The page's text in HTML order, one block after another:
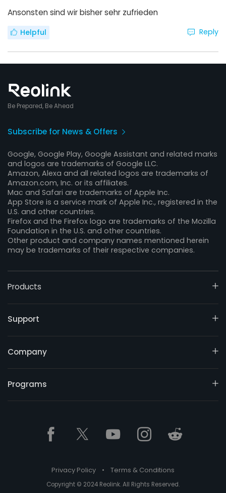
Ansonsten sind wir bisher sehr zufrieden
Helpful Reply
Be Prepared, Be Ahead
Subscribe for News & Offers
Google, Google Play, Google Assistant and related marks
and logos are trademarks of Google LLC.
Amazon, Alexa and all related logos are trademarks of
Amazon.com, Inc. or its affiliates.
Mac and Safari are trademarks of Apple Inc.
App Store is a service mark of Apple Inc., registered in the
U.S. and other countries.
Firefox and the Firefox logo are trademarks of the Mozilla
Foundation in the U.S. and other countries.
Other product and company names mentioned herein
may be trademarks of their respective companies.
Products
Support
Company
Programs
Privacy Policy • Terms & Conditions
Copyright © 2024 Reolink. All Rights Reserved.